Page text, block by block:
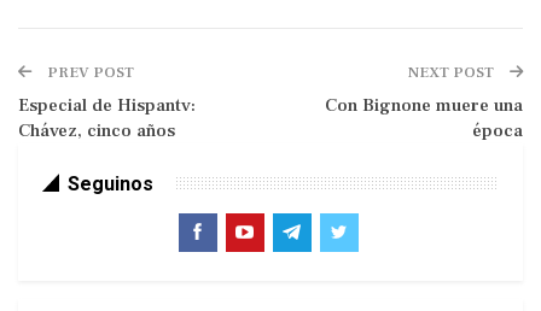
sobre la oposición venezolana para que se exima
de presentar candidaturas para las próximas
elecciones —incluso aunque se le conceda las
exigencias planteadas originalmente—, cuya nueva
fecha fue estipulada por Caracas para el 20 de
PREV POST
Especial de Hispantv:
Chávez, cinco años
NEXT POST
Con Bignone muere una
época
Seguinos